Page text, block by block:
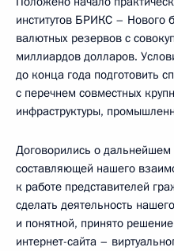
институтов БРИКС – Нового
валютных резервов с
миллиардов долларов.
до конца года подготовить
с перечнем совместных
инфраструктуры,
Договорились о
составляющей нашего
к работе представителей
сделать деятельность
и понятной, принято
интернет-сайта –